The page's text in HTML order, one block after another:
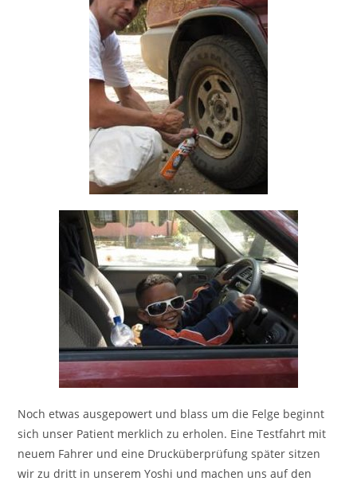
Noch etwas ausgepowert und blass um die Felge beginnt
sich unser Patient merklich zu erholen. Eine Testfahrt mit
neuem Fahrer und eine Drucküberprüfung später sitzen
wir zu dritt in unserem Yoshi und machen uns auf den